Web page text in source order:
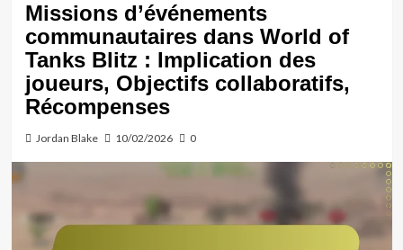
Missions d’événements
communautaires dans World of
Tanks Blitz : Implication des
joueurs, Objectifs collaboratifs,
Récompenses
Jordan Blake 10/02/2026 0